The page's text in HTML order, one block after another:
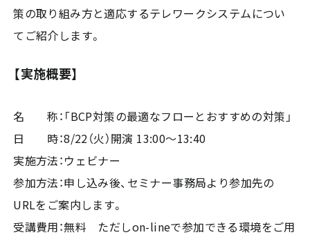
策の取り組み方と適応するテレワークシステムについ
てご紹介します。
【実施概要】
名 称：「BCP対策の最適なフローと​おすすめの対策」
日 時：8/22（火）開演 13:00～13:40
実施方法：ウェビナー
参加方法：申し込み後、セミナー事務局より参加先の
URLをご案内します。
受講費用：無料 ただしon-lineで参加できる環境をご用